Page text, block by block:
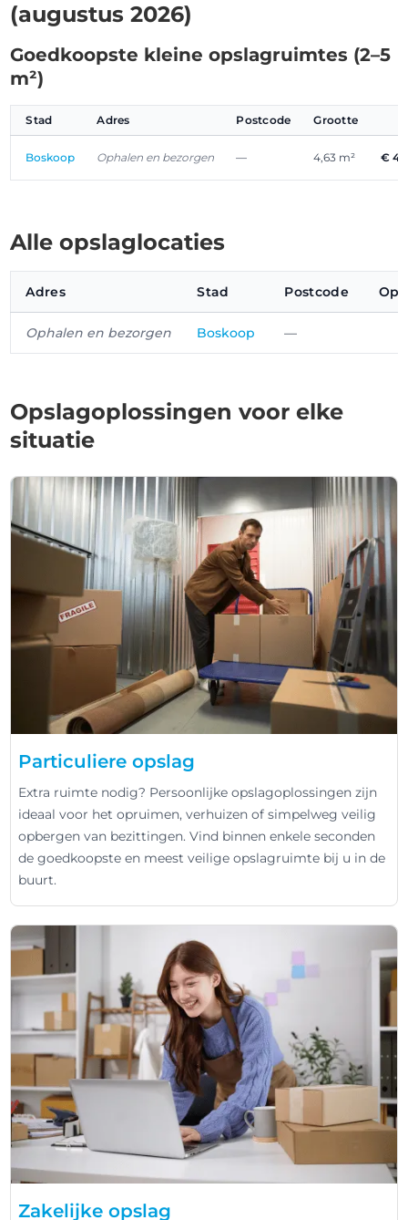
(augustus 2026)
Goedkoopste kleine opslagruimtes (2–5
m²)
Stad Adres Postcode Grootte
Boskoop Ophalen en bezorgen — 4,63 m² €
Alle opslaglocaties
Adres Stad Postcode
Ophalen en bezorgen Boskoop —
Opslagoplossingen voor elke
situatie
Particuliere opslag
Extra ruimte nodig? Persoonlijke opslagoplossingen zijn
ideaal voor het opruimen, verhuizen of simpelweg veilig
opbergen van bezittingen. Vind binnen enkele seconden
de goedkoopste en meest veilige opslagruimte bij u in de
buurt.
Zakelijke opslag